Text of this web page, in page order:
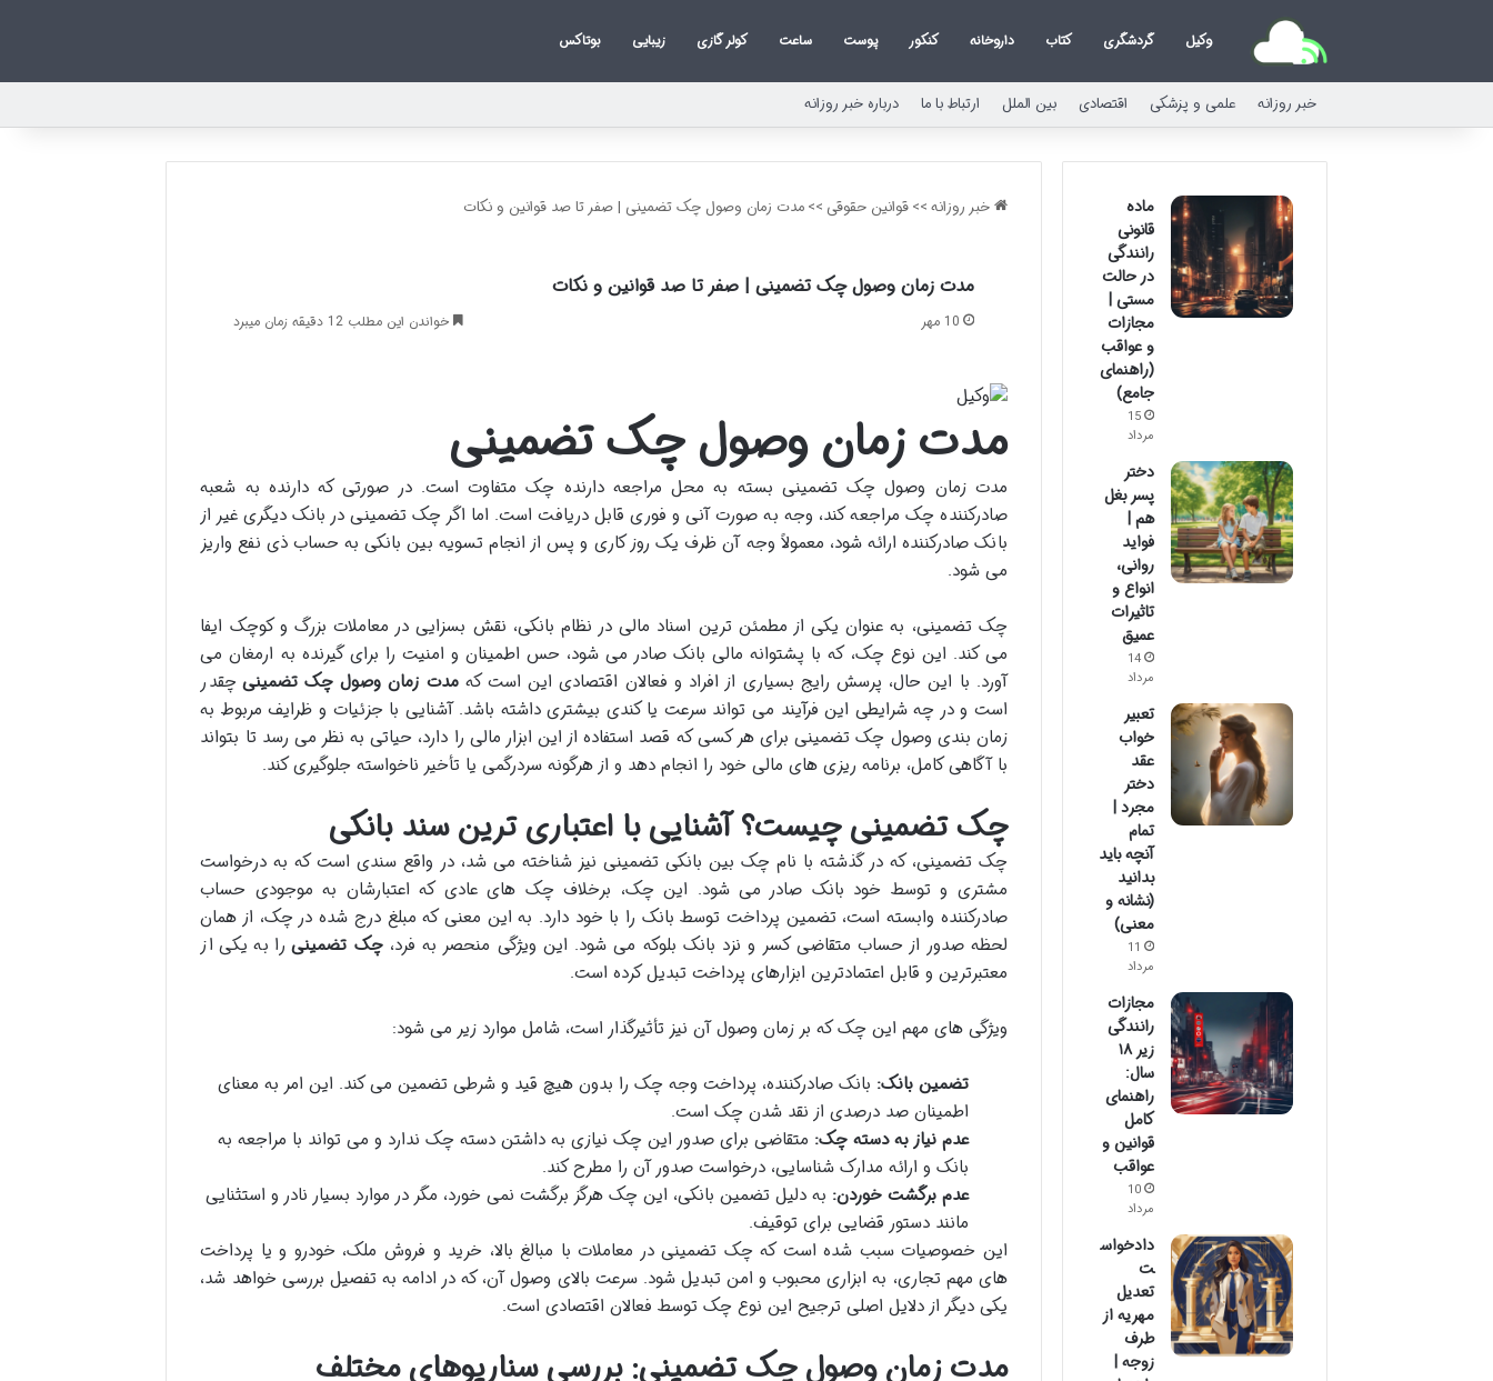
وکیل گردشگری کتاب داروخانه کنکور پوست ساعت کولر گازی زیبایی بوتاکس
خبر روزانه علمی و پزشکی اقتصادی بین الملل ارتباط با ما درباره خبر روزانه
خبر روزانه>> قوانین حقوقی >> مدت زمان وصول چک تضمینی | صفر تا صد قوانین و نکات
مدت زمان وصول چک تضمینی | صفر تا صد قوانین و نکات
10 مهر خواندن این مطلب 12 دقیقه زمان میبرد
مدت زمان وصول چک تضمینی
مدت زمان وصول چک تضمینی بسته به محل مراجعه دارنده چک متفاوت است. در صورتی که دارنده به شعبه
صادرکننده چک مراجعه کند، وجه به صورت آنی و فوری قابل دریافت است. اما اگر چک تضمینی در بانک دیگری غیر از
بانک صادرکننده ارائه شود، معمولاً وجه آن ظرف یک روز کاری و پس از انجام تسویه بین بانکی به حساب ذی نفع واریز
می شود.
چک تضمینی، به عنوان یکی از مطمئن ترین اسناد مالی در نظام بانکی، نقش بسزایی در معاملات بزرگ و کوچک ایفا
می کند. این نوع چک، که با پشتوانه مالی بانک صادر می شود، حس اطمینان و امنیت را برای گیرنده به ارمغان می
آورد. با این حال، پرسش رایج بسیاری از افراد و فعالان اقتصادی این است کهمدت زمان وصول چک تضمینی چقدر
است و در چه شرایطی این فرآیند می تواند سرعت یا کندی بیشتری داشته باشد. آشنایی با جزئیات و ظرایف مربوط به
زمان بندی وصول چک تضمینی برای هر کسی که قصد استفاده از این ابزار مالی را دارد، حیاتی به نظر می رسد تا بتواند
با آگاهی کامل، برنامه ریزی های مالی خود را انجام دهد و از هرگونه سردرگمی یا تأخیر ناخواسته جلوگیری کند.
چک تضمینی چیست؟ آشنایی با اعتباری ترین سند بانکی
چک تضمینی، که در گذشته با نام چک بین بانکی تضمینی نیز شناخته می شد، در واقع سندی است که به درخواست
مشتری و توسط خود بانک صادر می شود. این چک، برخلاف چک های عادی که اعتبارشان به موجودی حساب
صادرکننده وابسته است، تضمین پرداخت توسط بانک را با خود دارد. به این معنی که مبلغ درج شده در چک، از همان
لحظه صدور از حساب متقاضی کسر و نزد بانک بلوکه می شود. این ویژگی منحصر به فرد،چک تضمینیرا به یکی از
معتبرترین و قابل اعتمادترین ابزارهای پرداخت تبدیل کرده است.
ویژگی های مهم این چک که بر زمان وصول آن نیز تأثیرگذار است، شامل موارد زیر می شود:
تضمین بانک: بانک صادرکننده، پرداخت وجه چک را بدون هیچ قید و شرطی تضمین می کند. این امر به معنای
اطمینان صد درصدی از نقد شدن چک است.
عدم نیاز به دسته چک: متقاضی برای صدور این چک نیازی به داشتن دسته چک ندارد و می تواند با مراجعه به
بانک و ارائه مدارک شناسایی، درخواست صدور آن را مطرح کند.
عدم برگشت خوردن: به دلیل تضمین بانکی، این چک هرگز برگشت نمی خورد، مگر در موارد بسیار نادر و استثنایی
مانند دستور قضایی برای توقیف.
این خصوصیات سبب شده است که چک تضمینی در معاملات با مبالغ بالا، خرید و فروش ملک، خودرو و یا پرداخت
های مهم تجاری، به ابزاری محبوب و امن تبدیل شود. سرعت بالای وصول آن، که در ادامه به تفصیل بررسی خواهد شد،
یکی دیگر از دلایل اصلی ترجیح این نوع چک توسط فعالان اقتصادی است.
مدت زمان وصول چک تضمینی: بررسی سناریوهای مختلف
ماده
قانونی
رانندگی
در حالت
مستی |
مجازات
و عواقب
(راهنمای
جامع)
15
مرداد
دختر
پسر بغل
هم |
فواید
روانی،
انواع و
تاثیرات
عمیق
14
مرداد
تعبیر
خواب
عقد
دختر
مجرد |
تمام
آنچه باید
بدانید
(نشانه و
معنی)
11
مرداد
مجازات
رانندگی
زیر ۱۸
سال:
راهنمای
کامل
قوانین و
عواقب
10
مرداد
دادخواس
ت
تعدیل
مهریه از
طرف
زوجه |